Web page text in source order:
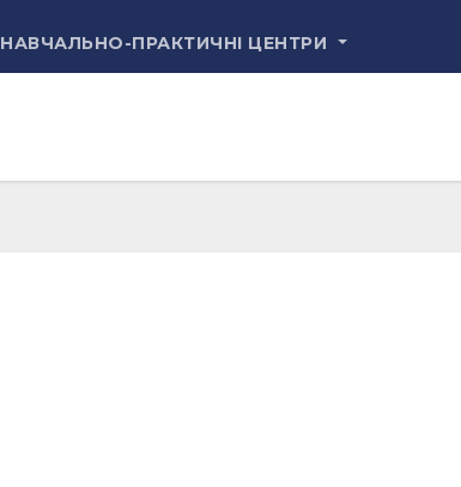
НАВЧАЛЬНО-ПРАКТИЧНІ ЦЕНТРИ